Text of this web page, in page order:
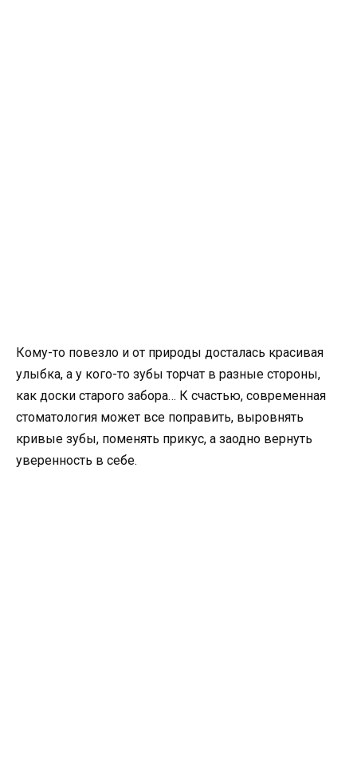
Кому-то повезло и от природы досталась красивая
улыбка, а у кого-то зубы торчат в разные стороны,
как доски старого забора… К счастью, современная
стоматология может все поправить, выровнять
кривые зубы, поменять прикус, а заодно вернуть
уверенность в себе.